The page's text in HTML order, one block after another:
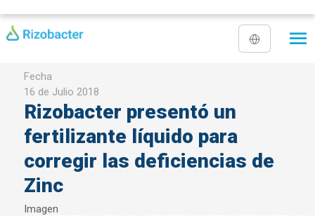
Fecha
16 de Julio 2018
Rizobacter presentó un
fertilizante líquido para
corregir las deficiencias de
Zinc
Imagen